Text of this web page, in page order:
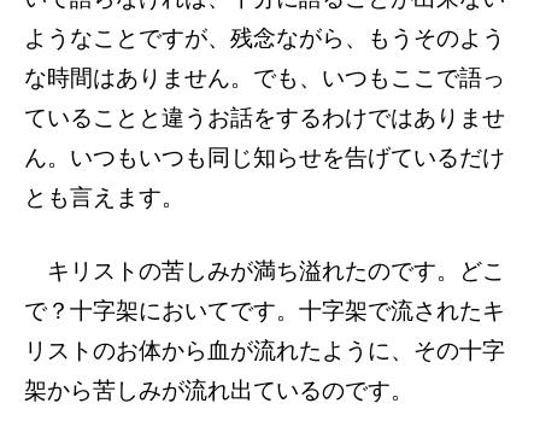
ようなことですが、残念ながら、もうそのよう
な時間はありません。でも、いつもここで語っ
ていることと違うお話をするわけではありませ
ん。いつもいつも同じ知らせを告げているだけ
とも言えます。
キリストの苦しみが満ち溢れたのです。どこ
で？十字架においてです。十字架で流されたキ
リストのお体から血が流れたように、その十字
架から苦しみが流れ出ているのです。